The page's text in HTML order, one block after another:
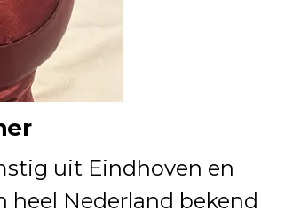
uit Eindhoven en
heel Nederland bekend